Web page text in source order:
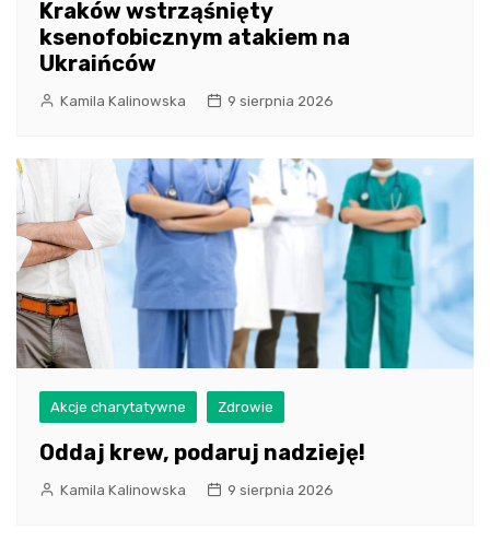
Kraków wstrząśnięty
ksenofobicznym atakiem na
Ukraińców
Kamila Kalinowska 9 sierpnia 2026
Akcje charytatywne Zdrowie
Oddaj krew, podaruj nadzieję!
Kamila Kalinowska 9 sierpnia 2026